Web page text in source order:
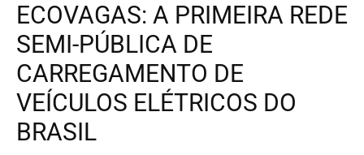
ECOVAGAS: A PRIMEIRA REDE
SEMI-PÚBLICA DE
CARREGAMENTO DE
VEÍCULOS ELÉTRICOS DO
BRASIL